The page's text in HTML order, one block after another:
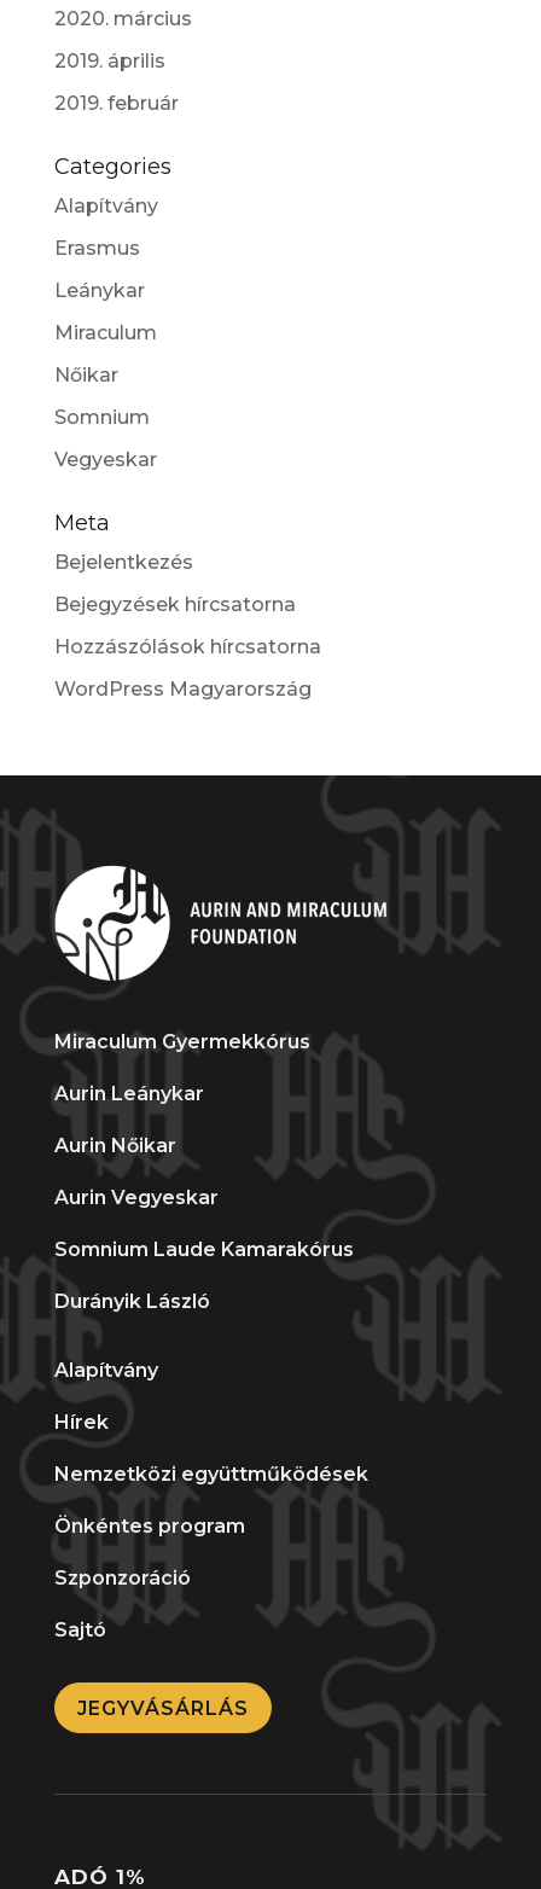
2020. március
2019. április
2019. február
Categories
Alapítvány
Erasmus
Leánykar
Miraculum
Nőikar
Somnium
Vegyeskar
Meta
Bejelentkezés
Bejegyzések hírcsatorna
Hozzászólások hírcsatorna
WordPress Magyarország
Miraculum Gyermekkórus
Aurin Leánykar
Aurin Nőikar
Aurin Vegyeskar
Somnium Laude Kamarakórus
Durányik László
Alapítvány
Hírek
Nemzetközi együttműködések
Önkéntes program
Szponzoráció
Sajtó
JEGYVÁSÁRLÁS
ADÓ 1%